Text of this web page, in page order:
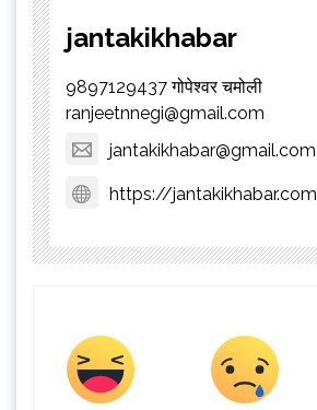
jantakikhabar
9897129437 गोपेश्वर चमोली
ranjeetnnegi@gmail.com
jantakikhabar@gmail.com
https://jantakikhabar.com